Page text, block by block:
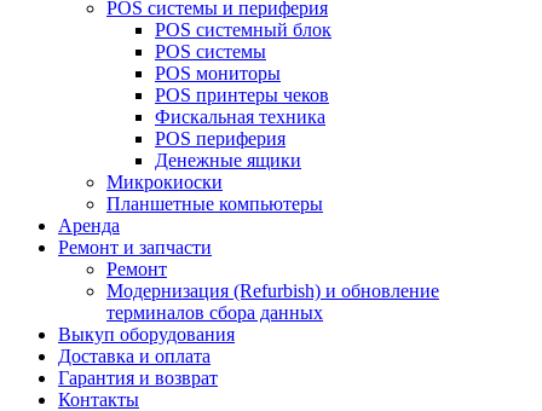
POS системы и периферия
POS системный блок
POS системы
POS мониторы
POS принтеры чеков
Фискальная техника
POS периферия
Денежные ящики
Микрокиоски
Планшетные компьютеры
Аренда
Ремонт и запчасти
Ремонт
Модернизация (Refurbish) и обновление
терминалов сбора данных
Выкуп оборудования
Доставка и оплата
Гарантия и возврат
Контакты